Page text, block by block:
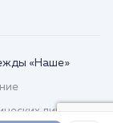
«Наше»
лиц